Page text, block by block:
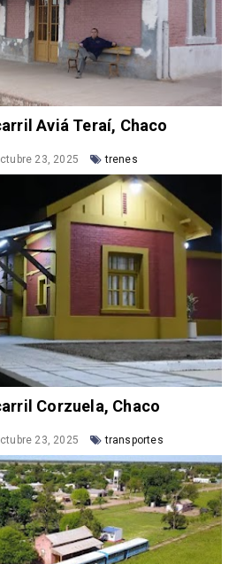
Aviá Teraí, Chaco
23, 2025 trenes
Corzuela, Chaco
23, 2025 transportes